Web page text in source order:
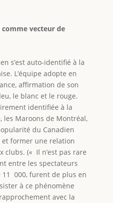
comme vecteur de
s’est auto-identifié à la
L’équipe adopte en
affirmation de son
le blanc et le rouge.
identifiée à la
les Maroons de Montréal,
du Canadien
former une relation
clubs. (« Il n’est pas rare
entre les spectateurs
000, furent de plus en
à ce phénomène
avec la